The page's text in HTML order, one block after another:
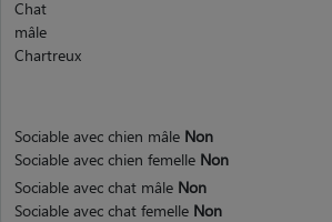
Chat
mâle
Chartreux
Sociable avec chien mâle Non
Sociable avec chien femelle Non
Sociable avec chat mâle Non
Sociable avec chat femelle Non